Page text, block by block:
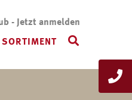
- Jetzt anmelden
SORTIMENT